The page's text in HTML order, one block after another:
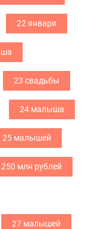
22 января
23 свадьбы
24 малыша
25 малышей
250 млн рублей
27 малышей